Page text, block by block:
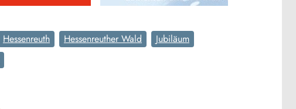
Hessenreuth Hessenreuther Wald
Jubiläum